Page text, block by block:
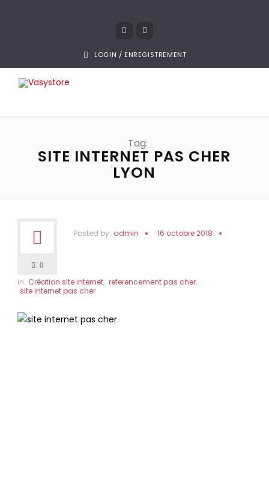
LOGIN / ENREGISTREMENT
Tag:
SITE INTERNET PAS CHER
LYON
0
Posted by: admin 16 octobre 2018
in: Création site internet, referencement pas cher,
site internet pas cher